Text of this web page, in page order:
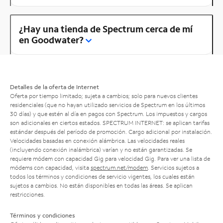
¿Hay una tienda de Spectrum cerca de mí
en Goodwater?
Detalles de la oferta de Internet
Oferta por tiempo limitado; sujeta a cambios; solo para nuevos clientes
residenciales (que no hayan utilizado servicios de Spectrum en los últimos
30 días) y que estén al día en pagos con Spectrum. Los impuestos y cargos
son adicionales en ciertos estados. SPECTRUM INTERNET: se aplican tarifas
estándar después del período de promoción. Cargo adicional por instalación.
Velocidades basadas en conexión alámbrica. Las velocidades reales
(incluyendo conexión inalámbrica) varían y no están garantizadas. Se
requiere módem con capacidad Gig para velocidad Gig. Para ver una lista de
módems con capacidad, visita spectrum.net/modem . Servicios sujetos a
todos los términos y condiciones de servicio vigentes, los cuales están
sujetos a cambios. No están disponibles en todas las áreas. Se aplican
restricciones.
Términos y condiciones